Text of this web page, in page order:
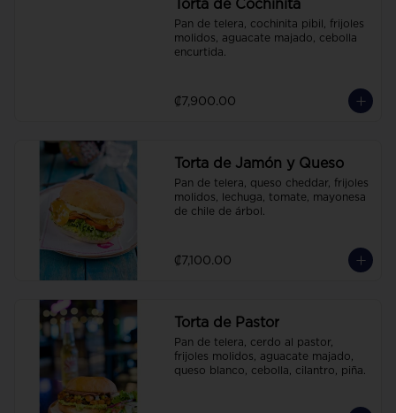
Torta de Cochinita
Pan de telera, cochinita pibil, frijoles
molidos, aguacate majado, cebolla
encurtida.
₡7,900.00
Torta de Jamón y Queso
Pan de telera, queso cheddar, frijoles
molidos, lechuga, tomate, mayonesa
de chile de árbol.
₡7,100.00
Torta de Pastor
Pan de telera, cerdo al pastor,
frijoles molidos, aguacate majado,
queso blanco, cebolla, cilantro, piña.